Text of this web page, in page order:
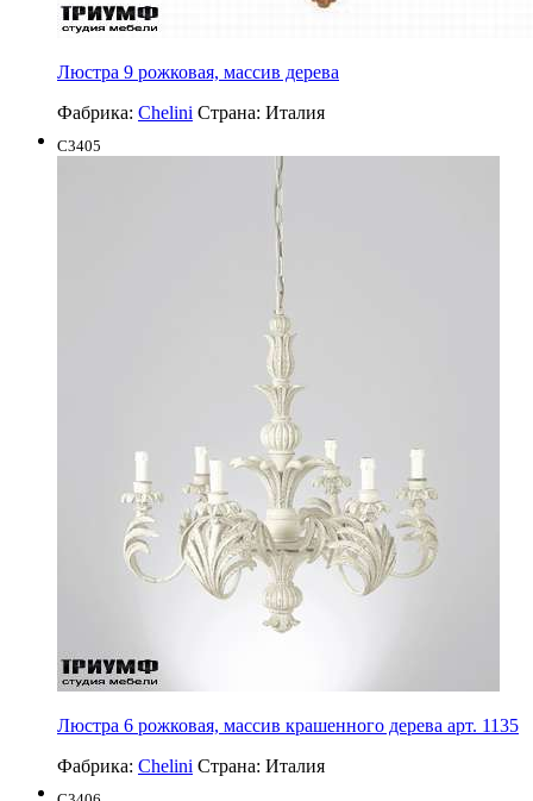
Люстра 9 рожковая, массив дерева
Фабрика: Chelini Страна: Италия
C3405
Люстра 6 рожковая, массив крашенного дерева арт. 1135
Фабрика: Chelini Страна: Италия